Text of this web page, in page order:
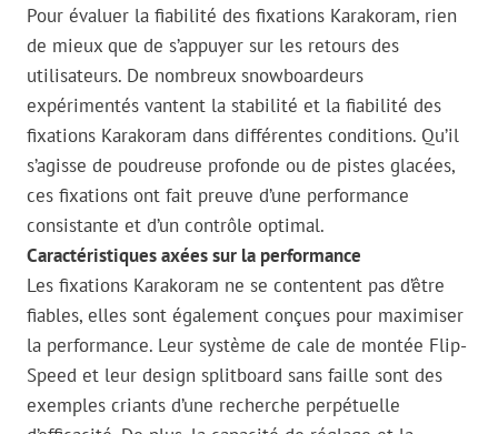
Pour évaluer la fiabilité des fixations Karakoram, rien
de mieux que de s’appuyer sur les retours des
utilisateurs. De nombreux snowboardeurs
expérimentés vantent la stabilité et la fiabilité des
fixations Karakoram dans différentes conditions. Qu’il
s’agisse de poudreuse profonde ou de pistes glacées,
ces fixations ont fait preuve d’une performance
consistante et d’un contrôle optimal.
Caractéristiques axées sur la performance
Les fixations Karakoram ne se contentent pas d’être
fiables, elles sont également conçues pour maximiser
la performance. Leur système de cale de montée Flip-
Speed et leur design splitboard sans faille sont des
exemples criants d’une recherche perpétuelle